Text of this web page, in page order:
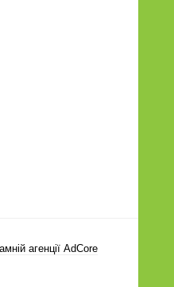
агенції AdCore